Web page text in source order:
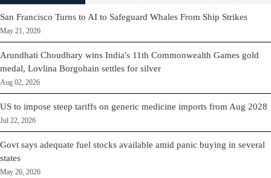
San Francisco Turns to AI to Safeguard Whales From Ship Strikes
May 21, 2026
Arundhati Choudhary wins India's 11th Commonwealth Games gold
medal, Lovlina Borgohain settles for silver
Aug 02, 2026
US to impose steep tariffs on generic medicine imports from Aug 2028
Jul 22, 2026
Govt says adequate fuel stocks available amid panic buying in several
states
May 26, 2026